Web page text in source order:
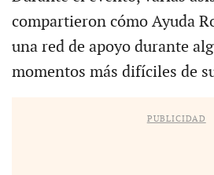
compartieron cómo Ayuda
una red de apoyo durante
momentos más difíciles de
PUBLICIDAD